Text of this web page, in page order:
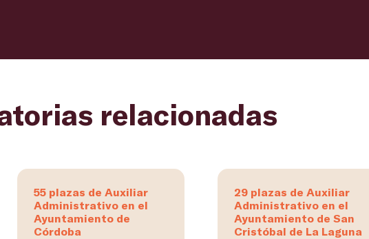
relacionadas
55 plazas de Auxiliar
Administrativo en el
Ayuntamiento de
Córdoba
29 plazas de Auxiliar
Administrativo en el
Ayuntamiento de San
Cristóbal de La Laguna